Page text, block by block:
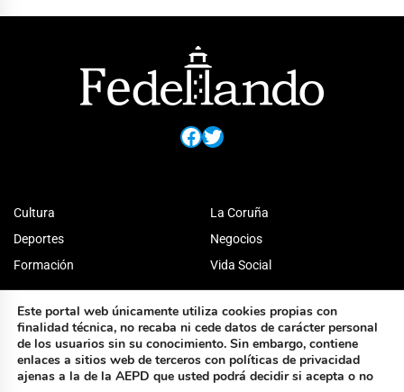
Facebook
Twitter
Cultura
Deportes
Formación
La Coruña
Negocios
Vida Social
Este portal web únicamente utiliza cookies propias con
finalidad técnica, no recaba ni cede datos de carácter personal
de los usuarios sin su conocimiento. Sin embargo, contiene
enlaces a sitios web de terceros con políticas de privacidad
ajenas a la de la AEPD que usted podrá decidir si acepta o no